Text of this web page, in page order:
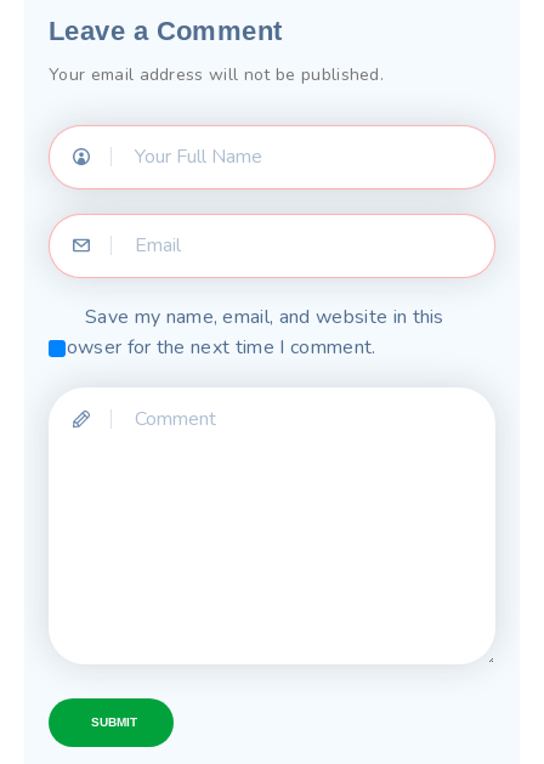
Leave a Comment
Your email address will not be published.
Save my name, email, and website in this
browser for the next time I comment.
SUBMIT